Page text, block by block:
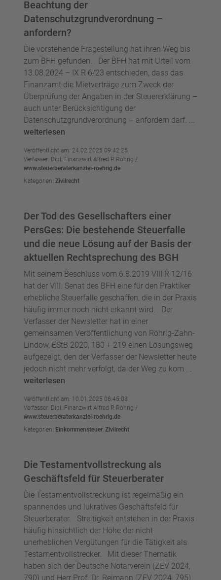
Beachtung der
Datenschutzgrundverordnung –
anfordern?
Die vorstehende Fragestellung hat ihren Weg bis
zum BFH gefunden. Der BFH hat mit Urteil vom
13.08.2024 – IX R 6/23 entschieden, dass das
Finanzamt die Mietverträge zum Zweck der
Überprüfung der Angaben in der Steuererklärung –
auch unter Berücksichtigung der
Datenschutzgrundverordnung – anfordern darf. ...
weiterlesen
Veröffentlicht am: 24.02.2025 09:42:25
Verfasser: Dipl. Finanzwirt Alfred P. Röhrig /
www.steuerberaterkanzlei-roehrig.de
Kategorien: Zivilrecht
Der Tod des Gesellschafters einer
PersGes: Die bestehende Steuerfalle
und die neue Lösung auf der Basis der
aktuellen Rechtsprechung des BGH
Mit seinem Beschluss vom 6.8.2019 VIII R 12/16
hat der VIII. Senat des BFH eine für den Praktiker
erhebliche Steuerfalle geschaffen, die in der Praxis
häufig immer noch nicht erkannt wird. Der
Verfasser der Newsletter hat in einer
gemeinsamen Veröffentlichung von Röhrig-Zahn-
Lindow, EStB 2020, 180 + 219 einen Lösungsweg
aufgezeigt, den der Verfasser der Newsletter heute
jedoch nicht mehr verfolgt, da der Weg zu kom ...
weiterlesen
Veröffentlicht am: 10.01.2025 08:45:08
Verfasser: Dipl. Finanzwirt Alfred P. Röhrig /
www.steuerberaterkanzlei-roehrig.de
Kategorien: Einkommensteuer, Zivilrecht
Die Testamentvollstreckung als
Geschäftsfeld für Steuerberater
Die Testamentvollstreckung ist regelmäßig ein
spannendes und lukratives Geschäftsfeld für
Steuerberater. Streitigkeit entstehen in der Praxis
häufig hinsichtlich der Höhe der nicht
unerheblichen Vergütungen für die Tätigkeit als
Testamentvollstrecker. Mit dieser Thematik
haben sich der Deutsche Notarverein (ZEV 2024,
790) und Herr Prof. Dr. Reimann (ZEV 2024, 795)